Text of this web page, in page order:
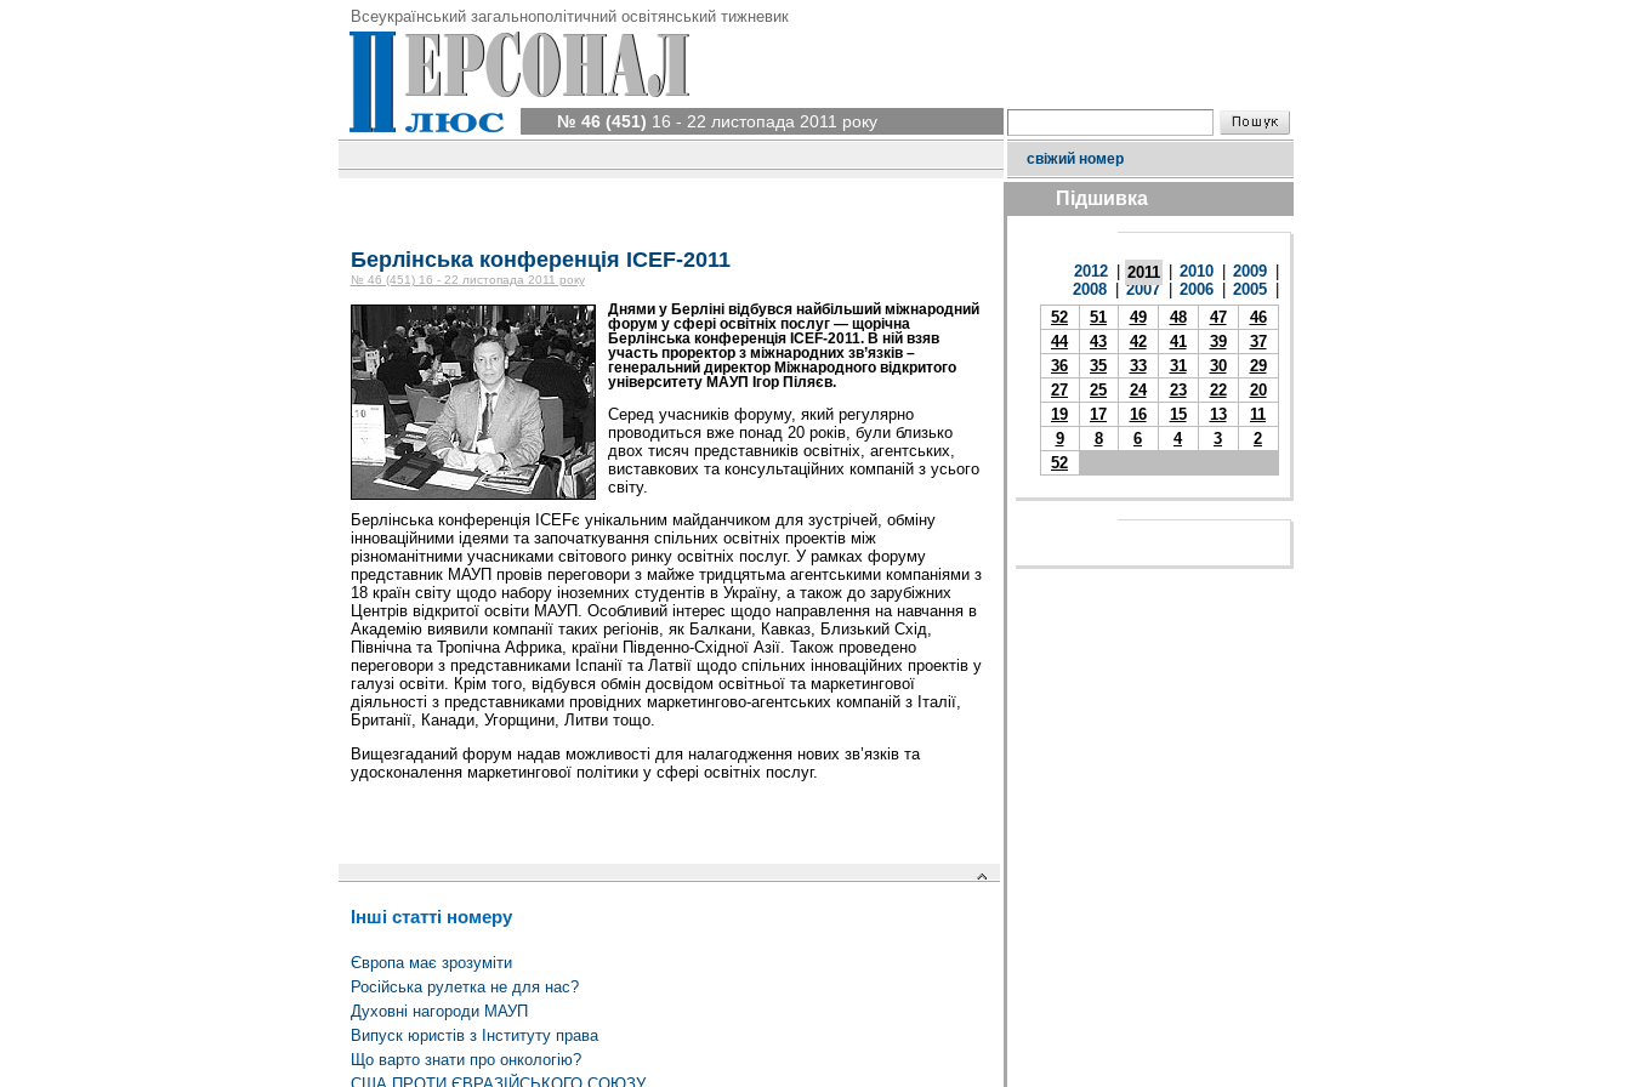
Всеукраїнський загальнополітичний освітянський тижневик
№ 46 (451) 16 - 22 листопада 2011 року
свіжий номер
Берлінська конференція ІСЕF-2011
№ 46 (451) 16 - 22 листопада 2011 року
Днями у Берліні відбувся найбільший міжнародний
форум у сфері освітніх послуг — щорічна
Берлінська конференція ІСЕF-2011. В ній взяв
участь проректор з міжнародних зв’язків –
генеральний директор Міжнародного відкритого
університету МАУП Ігор Піляєв.
Серед учасників форуму, який регулярно
проводиться вже понад 20 років, були близько
двох тисяч представників освітніх, агентських,
виставкових та консультаційних компаній з усього
світу.
Берлінська конференція ІСЕFє унікальним майданчиком для зустрічей, обміну
інноваційними ідеями та започаткування спільних освітніх проектів між
різноманітними учасниками світового ринку освітніх послуг. У рамках форуму
представник МАУП провів переговори з майже тридцятьма агентськими компаніями з
18 країн світу щодо набору іноземних студентів в Україну, а також до зарубіжних
Центрів відкритої освіти МАУП. Особливий інтерес щодо направлення на навчання в
Академію виявили компанії таких регіонів, як Балкани, Кавказ, Близький Схід,
Північна та Тропічна Африка, країни Південно-Східної Азії. Також проведено
переговори з представниками Іспанії та Латвії щодо спільних інноваційних проектів у
галузі освіти. Крім того, відбувся обмін досвідом освітньої та маркетингової
діяльності з представниками провідних маркетингово-агентських компаній з Італії,
Британії, Канади, Угорщини, Литви тощо.
Вищезгаданий форум надав можливості для налагодження нових зв’язків та
удосконалення маркетингової політики у сфері освітніх послуг.
Інші статті номеру
Європа має зрозуміти
Російська рулетка не для нас?
Духовні нагороди МАУП
Випуск юристів з Інституту права
Що варто знати про онкологію?
Підшивка
2012 2011 2010 2009
2008
2007 2006 2005
52
51 49 48 47
46
44
43 42 41 39
37
36
35 33 31 30
29
27
25 24 23 22
20
19
17 16 15 13
11
9
8 6 4 3
2
52